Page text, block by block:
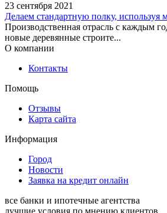
23 сентября 2021
Делаем стандартную полку, используя
Производственная отрасль с каждым
новые деревянные строите...
О компании
Контакты
Помощь
Отзывы
Карта сайта
Информация
Город
Новости
Заявка на кредит онлайн
все банки и ипотечные агентства